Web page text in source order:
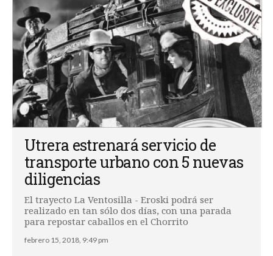
Utrera estrenará servicio de
transporte urbano con 5 nuevas
diligencias
El trayecto La Ventosilla - Eroski podrá ser
realizado en tan sólo dos días, con una parada
para repostar caballos en el Chorrito
febrero 15, 2018, 9:49 pm